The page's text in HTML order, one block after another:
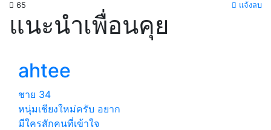
65 แจ้งลบ
แนะนำเพื่อนคุย
ahtee
ชาย 34
หนุ่มเชียงใหม่ครับ อยาก
มีใครสักคนที่เข้าใจ